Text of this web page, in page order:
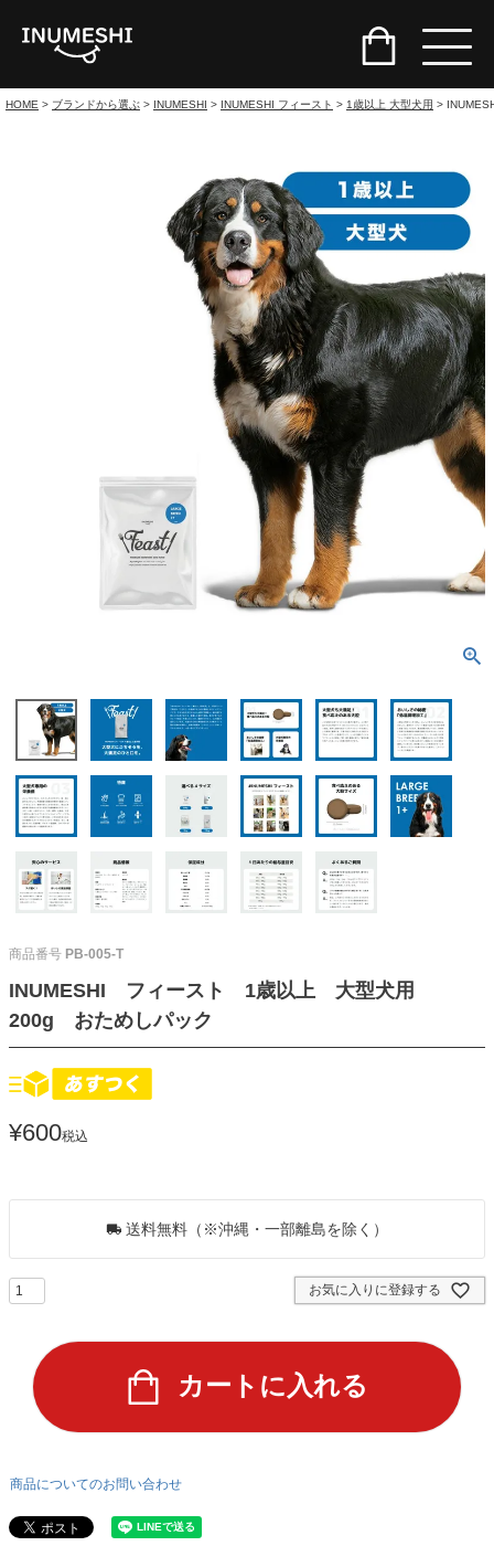
HOME ブランドから選ぶ INUMESHI INUMESHI フィースト 1歳以上 大型犬用
商品番号 PB-005-T
INUMESHI フィースト 1歳以上 大型犬用
200g おためしパック
¥600税込
送料無料（※沖縄・一部離島を除く）
お気に入りに登録する
カートに入れる
商品についてのお問い合わせ